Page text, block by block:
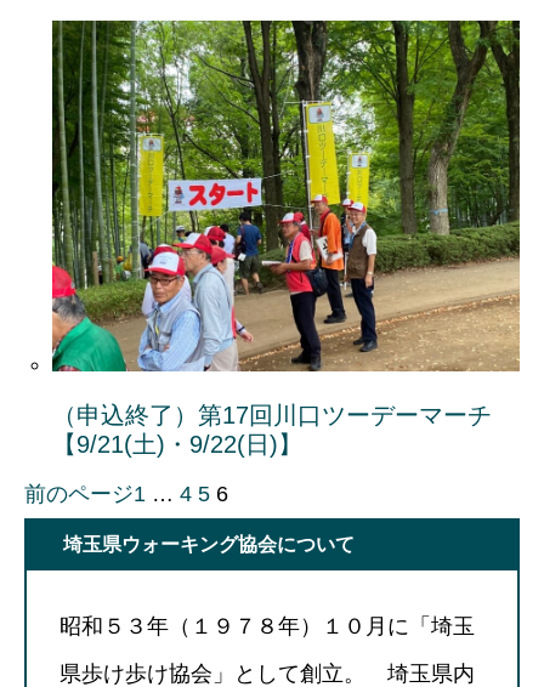
（申込終了）第17回川口ツーデーマーチ
【9/21(土)・9/22(日)】
前のページ1 … 4 5 6
埼玉県ウォーキング協会について
昭和５３年（１９７８年）１０月に「埼玉
県歩け歩け協会」として創立。 埼玉県内